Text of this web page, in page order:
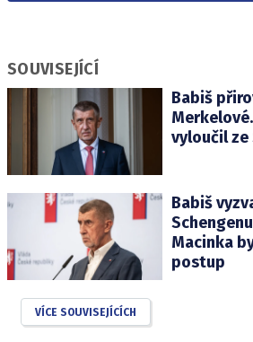
SOUVISEJÍCÍ
Babiš
vyloučil ze
Babiš
Macinka
postup
VÍCE SOUVISEJÍCÍCH